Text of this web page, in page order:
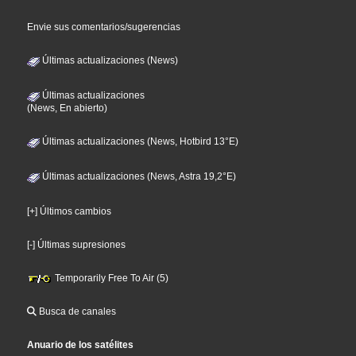
Envie sus comentarios/sugerencias
Últimas actualizaciones (News)
Últimas actualizaciones
(News, En abierto)
Últimas actualizaciones (News, Hotbird 13°E)
Últimas actualizaciones (News, Astra 19,2°E)
[+] Últimos cambios
[-] Últimas supresiones
Temporarily Free To Air (5)
Busca de canales
Anuario de los satélites